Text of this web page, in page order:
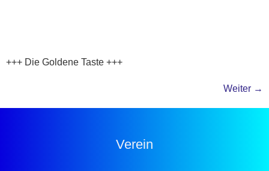
+++ Die Goldene Taste +++
Weiter →
Verein